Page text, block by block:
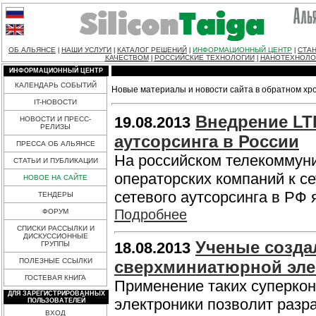
ОБ АЛЬЯНСЕ НАШИ УСЛУГИ КАТАЛОГ РЕШЕНИЙ ИНФОРМАЦИОННЫЙ ЦЕНТР
КАЧЕСТВОМ
РОССИЙСКИЕ ТЕХНОЛОГИИ
ИНФОРМАЦИОННЫЙ ЦЕНТР
КАЛЕНДАРЬ СОБЫТИЙ
IT-НОВОСТИ
НОВОСТИ И ПРЕСС-
РЕЛИЗЫ
ПРЕССА ОБ АЛЬЯНСЕ
СТАТЬИ И ПУБЛИКАЦИИ
НОВОЕ НА САЙТЕ
ТЕНДЕРЫ
ФОРУМ
СПИСКИ РАССЫЛКИ И
ДИСКУССИОННЫЕ
ГРУППЫ
ПОЛЕЗНЫЕ ССЫЛКИ
ГОСТЕВАЯ КНИГА
ДЛЯ ЗАРЕГИСТРИРОВАННЫХ
ПОЛЬЗОВАТЕЛЕЙ
ВХОД
Новые материалы и новости сайта в обратном
19.08.2013 Внедрение
аутсорсинга в России
На российском
операторских компаний к
сетевого аутсорсинга в
Подробнее
18.08.2013 Ученые
сверхминиатюрной
Применение таких
электроники позволит